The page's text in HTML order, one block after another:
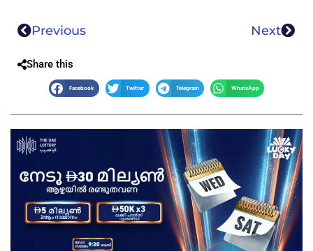
Previous Next
Share this
Facebook Twitter Telegram WhatsApp